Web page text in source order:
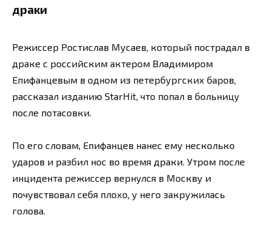
драки
Режиссер Ростислав Мусаев, который пострадал в
драке с российским актером Владимиром
Епифанцевым в одном из петербургских баров,
рассказал изданию StarHit, что попал в больницу
после потасовки.
По его словам, Епифанцев нанес ему несколько
ударов и разбил нос во время драки. Утром после
инцидента режиссер вернулся в Москву и
почувствовал себя плохо, у него закружилась
голова.